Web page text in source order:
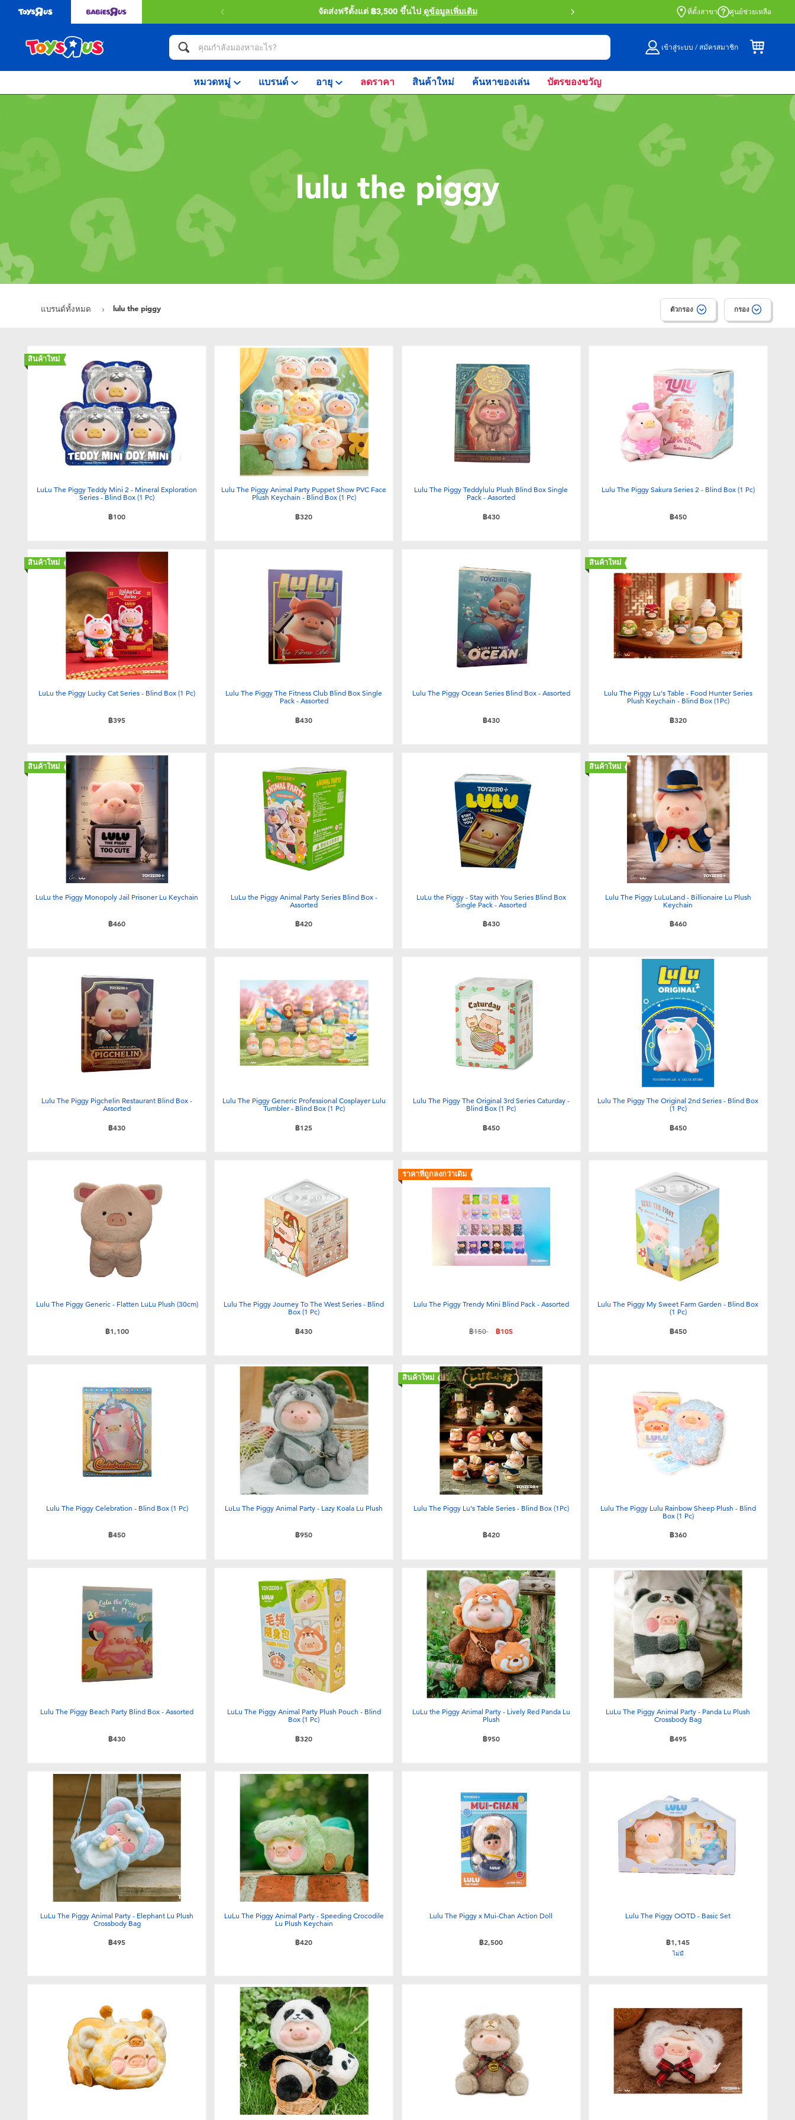
จัดส่งฟรีตั้งแต่ ฿3,500 ขึ้นไป ดูข้อมูลเพิ่มเติม สั่งซื้อออนไลน์และรับที่หน้าร้านด้วย Click
ที่ตั้งสาขา ศูนย์ช่วยเหลือ
เข้าสู่ระบบ / สมัครสมาชิก
หมวดหมู่ แบรนด์ อายุ ลดราคา สินค้าใหม่ ค้นหาของเล่น บัตรของขวัญ
lulu the piggy
แบรนด์ทั้งหมด lulu the piggy ตัวกรอง กรอง
สินค้าใหม่
LuLu The Piggy Teddy Mini 2 - Mineral Exploration
Series - Blind Box (1 Pc)
฿100
Lulu The Piggy Animal Party Puppet Show PVC Face
Plush Keychain - Blind Box (1 Pc)
฿320
Lulu The Piggy Teddylulu Plush Blind Box Single
Pack - Assorted
฿430
Lulu The Piggy Sakura Series 2 - Blind Box (1 Pc)
฿450
สินค้าใหม่
LuLu the Piggy Lucky Cat Series - Blind Box (1 Pc)
฿395
Lulu The Piggy The Fitness Club Blind Box Single
Pack - Assorted
฿430
Lulu The Piggy Ocean Series Blind Box - Assorted
฿430
สินค้าใหม่
Lulu The Piggy Lu's Table - Food Hunter Series
Plush Keychain - Blind Box (1Pc)
฿320
สินค้าใหม่
LuLu the Piggy Monopoly Jail Prisoner Lu Keychain
฿460
LuLu the Piggy Animal Party Series Blind Box -
Assorted
฿420
LuLu the Piggy - Stay with You Series Blind Box
Single Pack - Assorted
฿430
สินค้าใหม่
Lulu The Piggy LuLuLand - Billionaire Lu Plush
Keychain
฿460
Lulu The Piggy Pigchelin Restaurant Blind Box -
Assorted
฿430
Lulu The Piggy Generic Professional Cosplayer Lulu
Tumbler - Blind Box (1 Pc)
฿125
Lulu The Piggy The Original 3rd Series Caturday -
Blind Box (1 Pc)
฿450
Lulu The Piggy The Original 2nd Series - Blind Box
(1 Pc)
฿450
Lulu The Piggy Generic - Flatten LuLu Plush (30cm)
฿1,100
Lulu The Piggy Journey To The West Series - Blind
Box (1 Pc)
฿430
ราคาที่ถูกลงกว่าเดิม
Lulu The Piggy Trendy Mini Blind Pack - Assorted
ลดราคาจาก
฿150ถึง ฿105
Lulu The Piggy My Sweet Farm Garden - Blind Box
(1 Pc)
฿450
Lulu The Piggy Celebration - Blind Box (1 Pc)
฿450
LuLu The Piggy Animal Party - Lazy Koala Lu Plush
฿950
สินค้าใหม่
Lulu The Piggy Lu's Table Series - Blind Box (1Pc)
฿420
Lulu The Piggy Lulu Rainbow Sheep Plush - Blind
Box (1 Pc)
฿360
Lulu The Piggy Beach Party Blind Box - Assorted
฿430
LuLu The Piggy Animal Party Plush Pouch - Blind
Box (1 Pc)
฿320
LuLu the Piggy Animal Party - Lively Red Panda Lu
Plush
฿950
LuLu The Piggy Animal Party - Panda Lu Plush
Crossbody Bag
฿495
LuLu The Piggy Animal Party - Elephant Lu Plush
Crossbody Bag
฿495
LuLu The Piggy Animal Party - Speeding Crocodile
Lu Plush Keychain
฿420
Lulu The Piggy x Mui-Chan Action Doll
฿2,500
Lulu The Piggy OOTD - Basic Set
฿1,145
ไม่มี